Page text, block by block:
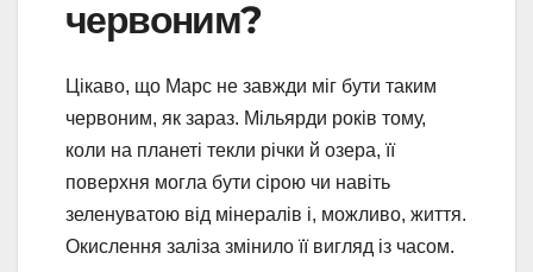
червоним?
Цікаво, що Марс не завжди міг бути таким
червоним, як зараз. Мільярди років тому,
коли на планеті текли річки й озера, її
поверхня могла бути сірою чи навіть
зеленуватою від мінералів і, можливо, життя.
Окислення заліза змінило її вигляд із часом.